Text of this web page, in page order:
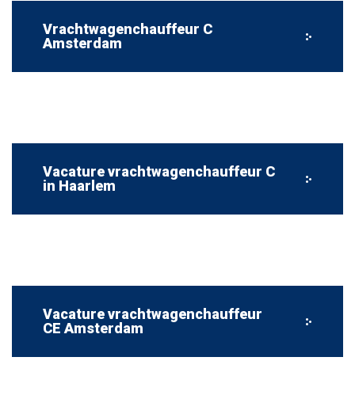
Vrachtwagenchauffeur C
Amsterdam
Vacature vrachtwagenchauffeur C
in Haarlem
Vacature vrachtwagenchauffeur
CE Amsterdam